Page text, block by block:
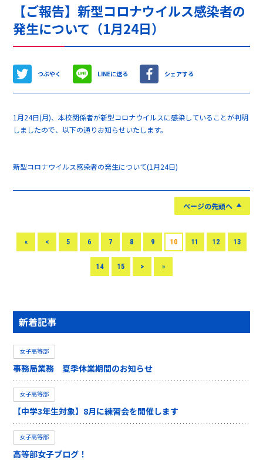
【ご報告】新型コロナウイルス感染者の
発生について（1月24日）
つぶやく LINEに送る シェアする
1月24日(月)、本校関係者が新型コロナウイルスに感染していることが判明
しましたので、以下の通りお知らせいたします。
新型コロナウイルス感染者の発生について(1月24日)
ページの先頭へ
« < 5 6 7 8 9 10 11 12 13
14 15 > »
新着記事
女子高等部
事務局業務 夏季休業期間のお知らせ
女子高等部
【中学3年生対象】8月に練習会を開催します
女子高等部
高等部女子ブログ！